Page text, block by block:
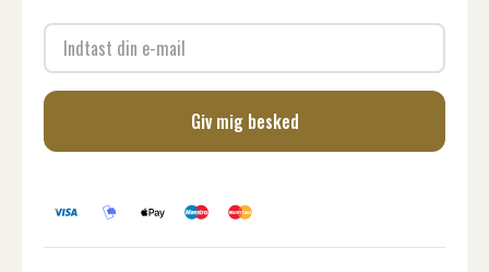
Giv mig besked